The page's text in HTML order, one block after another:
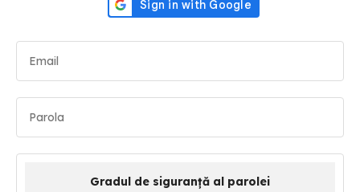
Gradul de siguranță al parolei